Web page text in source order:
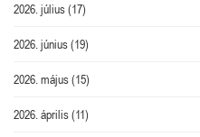
2026. július(17)
2026. június(19)
2026. május(15)
2026. április(11)